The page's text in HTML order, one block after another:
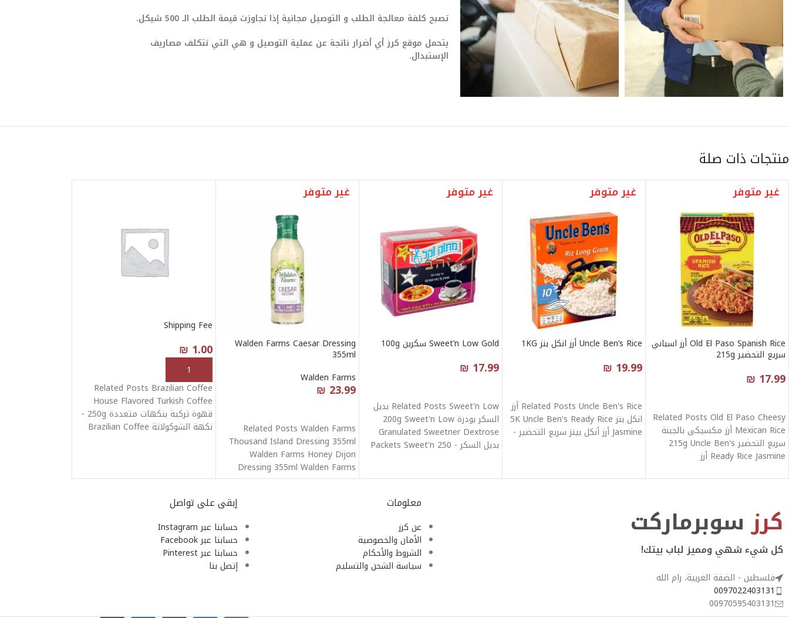
تصبح كلفة معالجة الطلب و التوصيل مجانية إذا تجاوزت قيمة الطلب الـ 500 شيكل.
يتحمل موقع كرز أي أضرار ناتجة عن عملية التوصيل و هي التي تتكلف مصاريف
الإستبدال.
منتجات ذات صلة
غير متوفر
Old El Paso Spanish Rice أرز اسباني
سريع التحضير 215g
₪ 17.99
Related Posts Old El Paso Cheesy
Mexican Rice أرز مكسيكي بالجبنة
سريع التحضير 215g Uncle Ben's
Ready Rice Jasmine أرز
غير متوفر
Uncle Ben’s Rice أرز انكل بنز 1KG
₪ 19.99
Related Posts Uncle Ben's Rice أرز
انكل بنز 5K Uncle Ben's Ready Rice
Jasmine أرز أنكل بينز سريع التحضير -
غير متوفر
Sweet’n Low Gold سكرين 100g
₪ 17.99
Related Posts Sweet'n Low بديل
السكر بودرة 200g Sweet'n Low
Granulated Sweetner Dextrose
بديل السكر - 250 Packets Sweet'n
غير متوفر
Walden Farms Caesar Dressing
355ml
Walden Farms
₪ 23.99
Related Posts Walden Farms
Thousand Island Dressing 355ml
Walden Farms Honey Dijon
Dressing 355ml Walden Farms
Ranch Dressing 355ml Walden
Shipping Fee
₪ 1.00
إضافة إلى السلة
Related Posts Brazilian Coffee
House Flavored Turkish Coffee
قهوة تركية بنكهات متعددة 250g -
نكهة الشوكولاتة Brazilian Coffee
كرز سوبرماركت
كل شيء شهي ومميز لباب بيتك!
فلسطين - الضفة الغربية، رام الله
0097022403131
00970595403131
معلومات
عن كرز
الأمان والخصوصية
الشروط والأحكام
سياسة الشحن والتسليم
إبقى على تواصل
حسابنا عبر Instagram
حسابنا عبر Facebook
حسابنا عبر Pinterest
إتصل بنا